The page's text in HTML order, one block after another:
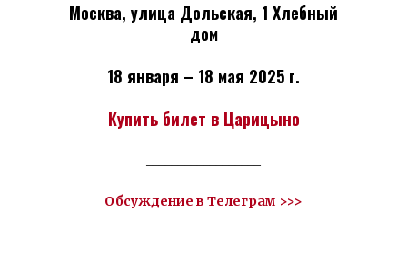
Москва, улица Дольская, 1 Хлебный
дом
18 января – 18 мая 2025 г.
Купить билет в Царицыно
Обсуждение в Телеграм >>>